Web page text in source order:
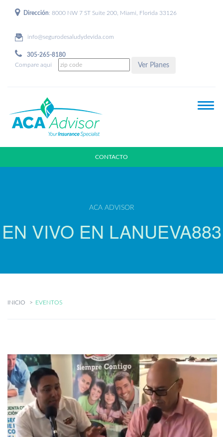
Dirección: 8000 NW 7 ST Suite 200, Miami, Florida 33126
info@segurodesaludydevida.com
305-265-8180
Compare aquí
CONTACTO
ACA ADVISOR
EN VIVO EN LANUEVA883
INICIO EVENTOS